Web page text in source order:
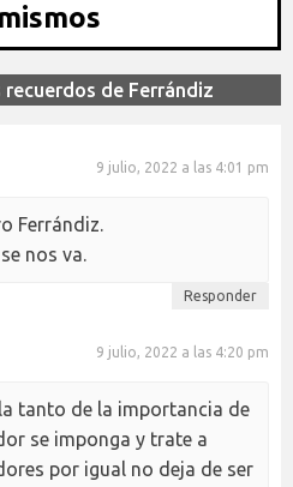
de Ferrándiz
9 julio, 2022 a las 4:01 pm
Ferrándiz.
nos va.
Responder
9 julio, 2022 a las 4:20 pm
tanto de la importancia de
se imponga y trate a
por igual no deja de ser